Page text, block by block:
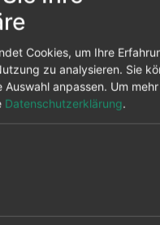
Großverbraucher und
und IPP)
Cookies, um Ihre
zu analysieren. Sie
anpassen. Um
Datenschutzerklärung.